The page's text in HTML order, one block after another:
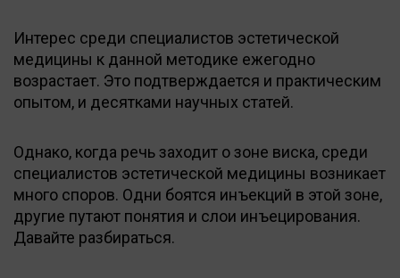
Интерес среди специалистов эстетической
медицины к данной методике ежегодно
возрастает. Это подтверждается и практическим
опытом, и десятками научных статей.
Однако, когда речь заходит о зоне виска, среди
специалистов эстетической медицины возникает
много споров. Одни боятся инъекций в этой зоне,
другие путают понятия и слои инъецирования.
Давайте разбираться.